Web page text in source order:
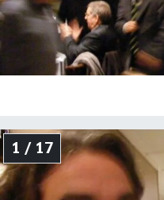
1 / 17